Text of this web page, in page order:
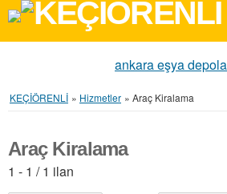
ankara eşya
KEÇİÖRENLİ » Hizmetler » Araç Kiralama
Araç Kiralama
1 - 1 / 1 ilan